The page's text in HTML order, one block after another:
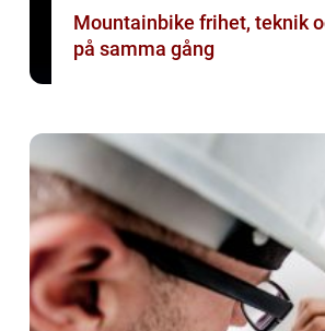
Mountainbike frihet, teknik och natur
på samma gång